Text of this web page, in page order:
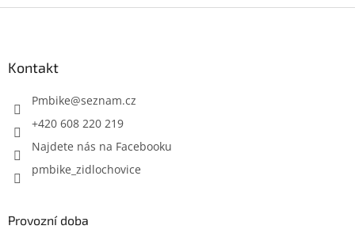
Kontakt
Pmbike@seznam.cz
+420 608 220 219
Najdete nás na Facebooku
pmbike_zidlochovice
Provozní doba